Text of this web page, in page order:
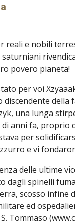
reali e nobili
saturniani
povero pianeta!
per voi
discendente della
una lunga
di anni fa, proprio
per
e vi
delle ultime
dagli spinelli
scosso infine
ed
Tommaso